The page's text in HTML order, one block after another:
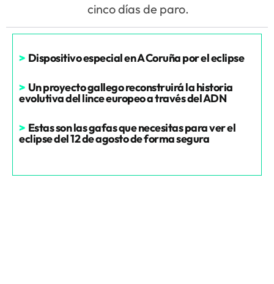
cinco días de paro.
> Dispositivo especial en A Coruña por el eclipse
> Un proyecto gallego reconstruirá la historia
evolutiva del lince europeo a través del ADN
> Estas son las gafas que necesitas para ver el
eclipse del 12 de agosto de forma segura